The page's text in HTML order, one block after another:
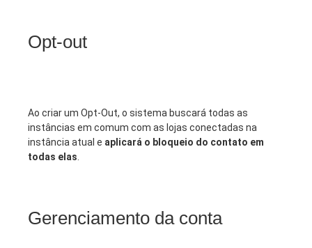
Opt-out
Ao criar um Opt-Out, o sistema buscará todas as
instâncias em comum com as lojas conectadas na
instância atual e aplicará o bloqueio do contato em
todas elas
Gerenciamento da conta